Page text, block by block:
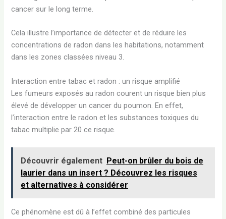
cancer sur le long terme.
Cela illustre l’importance de détecter et de réduire les
concentrations de radon dans les habitations, notamment
dans les zones classées niveau 3.
Interaction entre tabac et radon : un risque amplifié
Les fumeurs exposés au radon courent un risque bien plus
élevé de développer un cancer du poumon. En effet,
l’interaction entre le radon et les substances toxiques du
tabac multiplie par 20 ce risque.
Découvrir également Peut-on brûler du bois de
laurier dans un insert ? Découvrez les risques
et alternatives à considérer
Ce phénomène est dû à l’effet combiné des particules